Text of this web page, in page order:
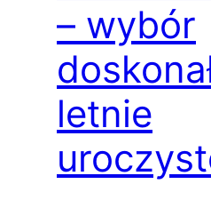
– wybór
letnie